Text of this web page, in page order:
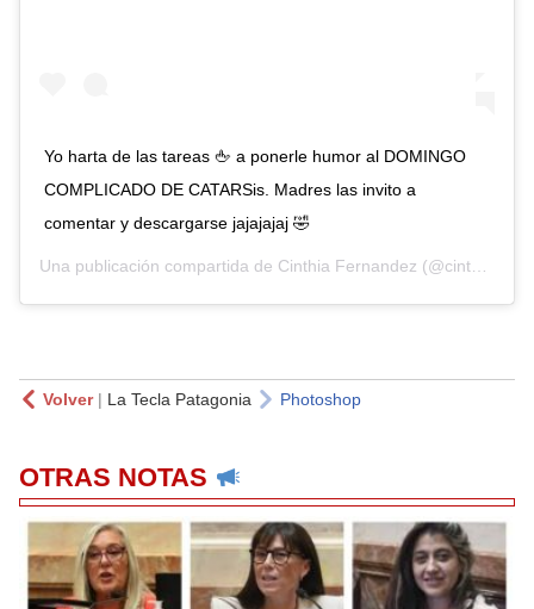
Yo harta de las tareas 🖕 a ponerle humor al DOMINGO
COMPLICADO DE CATARSis. Madres las invito a
comentar y descargarse jajajajaj 🤣
Una publicación compartida de Cinthia Fernandez (@cinthia_fernandez_) el
Volver| La Tecla Patagonia Photoshop
OTRAS NOTAS